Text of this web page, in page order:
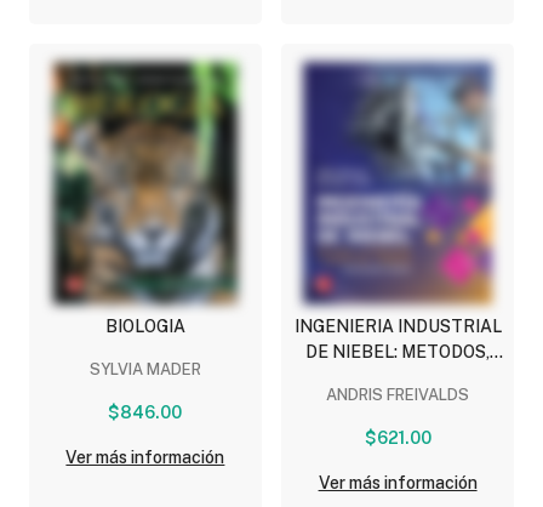
BIOLOGIA
SYLVIA MADER
$846.00
Ver más información
INGENIERIA INDUSTRIAL
DE NIEBEL: METODOS,
DEL TRABAJO
ANDRIS FREIVALDS
$621.00
Ver más información